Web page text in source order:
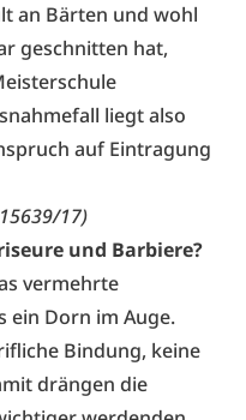
an Bärten und wohl
geschnitten hat,
liegt also
auf Eintragung
17)
und Barbiere?
vermehrte
ein Dorn im Auge.
Bindung, keine
drängen die